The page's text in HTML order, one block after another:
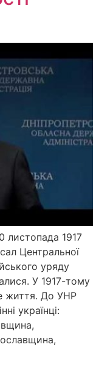
листопада 1917
Центральної
уряду
У 1917-тому
життя. До УНР
українці: